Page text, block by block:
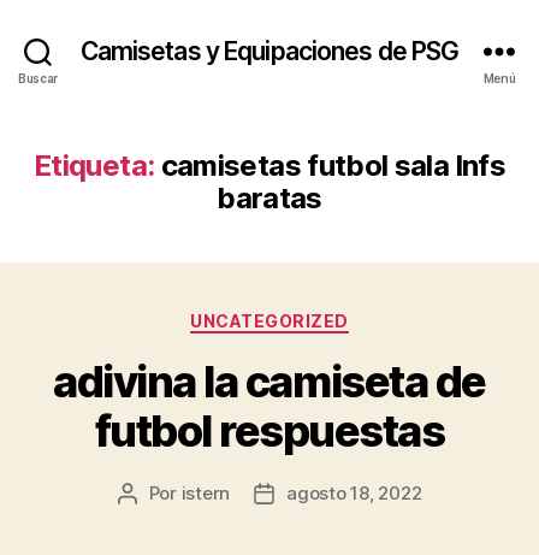
Buscar
Camisetas y Equipaciones de PSG
Menú
Etiqueta: camisetas futbol sala lnfs
baratas
Categorías
UNCATEGORIZED
adivina la camiseta de
futbol respuestas
Autor
Por istern
Fechaagosto 18, 2022